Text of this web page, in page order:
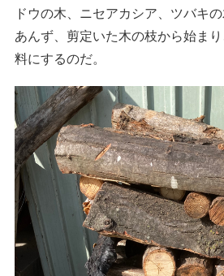
ドウの木、ニセアカシア、ツバキの
あんず、剪定いた木の枝から始ま
料にするのだ。